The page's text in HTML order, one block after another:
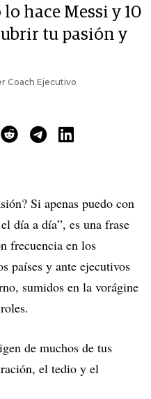
hace Messi y 10
tu pasión y
Coach Ejecutivo
Si apenas puedo con
día a día”, es una frase
frecuencia en los
países y ante ejecutivos
sumidos en la vorágine
de muchos de tus
el tedio y el